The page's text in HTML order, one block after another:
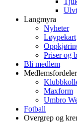
Langmyra
Nyheter
Løypekart
Priser og
Bli medlem
Medlemsfordeler
Maxform
Umbro
Fotball
Overgrep og